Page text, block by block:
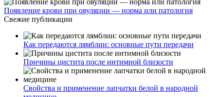
Появление крови при овуляции — норма или патология
Свежие публикации
Как передаются лямблии: основные пути передачи
Причины цистита после интимной близости
Свойства и применение лапчатки белой в народной